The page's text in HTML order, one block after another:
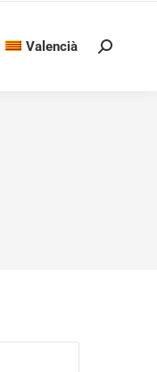
Valencià Search: